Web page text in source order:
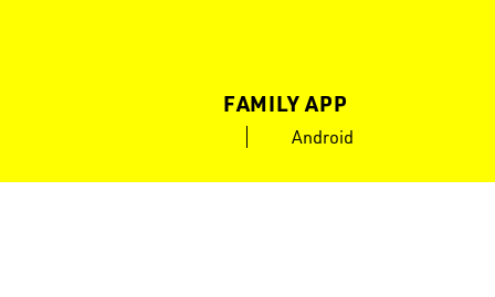
LOGOS FAMILY APP
Android